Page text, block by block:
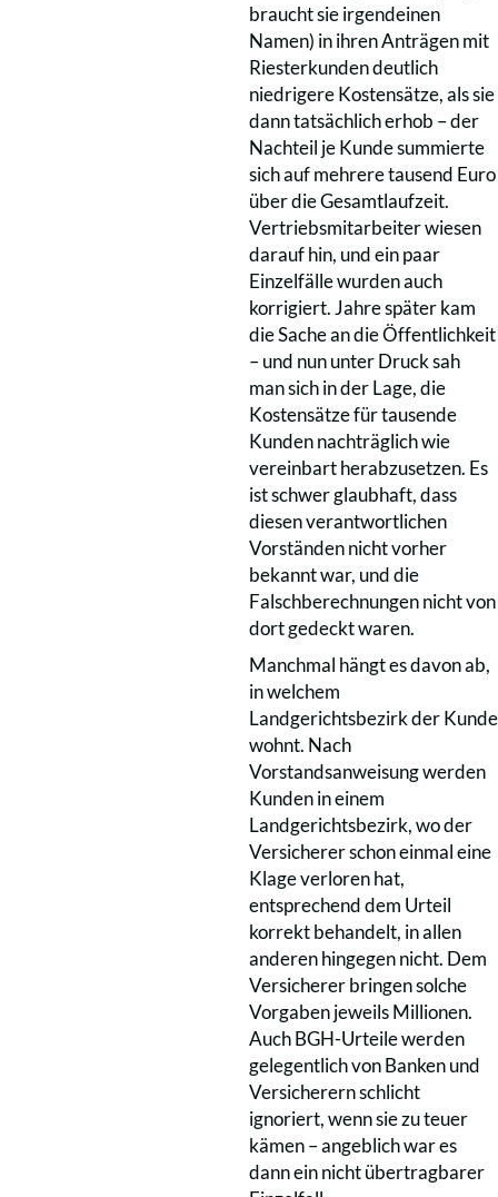
braucht sie irgendeinen
Namen) in ihren Anträgen mit
Riesterkunden deutlich
niedrigere Kostensätze, als sie
dann tatsächlich erhob – der
Nachteil je Kunde summierte
sich auf mehrere tausend Euro
über die Gesamtlaufzeit.
Vertriebsmitarbeiter wiesen
darauf hin, und ein paar
Einzelfälle wurden auch
korrigiert. Jahre später kam
die Sache an die Öffentlichkeit
– und nun unter Druck sah
man sich in der Lage, die
Kostensätze für tausende
Kunden nachträglich wie
vereinbart herabzusetzen. Es
ist schwer glaubhaft, dass
diesen verantwortlichen
Vorständen nicht vorher
bekannt war, und die
Falschberechnungen nicht von
dort gedeckt waren.
Manchmal hängt es davon ab,
in welchem
Landgerichtsbezirk der Kunde
wohnt. Nach
Vorstandsanweisung werden
Kunden in einem
Landgerichtsbezirk, wo der
Versicherer schon einmal eine
Klage verloren hat,
entsprechend dem Urteil
korrekt behandelt, in allen
anderen hingegen nicht. Dem
Versicherer bringen solche
Vorgaben jeweils Millionen.
Auch BGH-Urteile werden
gelegentlich von Banken und
Versicherern schlicht
ignoriert, wenn sie zu teuer
kämen – angeblich war es
dann ein nicht übertragbarer